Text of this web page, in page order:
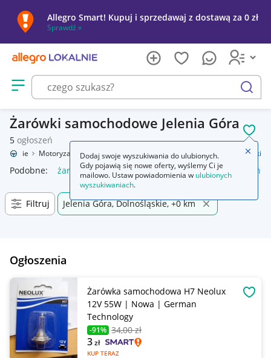
Allegro Smart! Kupuj i sprzedawaj z dostawą za 0 zł
Sprawdź »
Otwórz menu z kategoriami
szukaj
Żarówki samochodowe Jelenia Góra
5 ogłoszeń
Motoryzacja Wyposażenie i akcesoria samochodowe Żarówki
Podobne: żarówki żarówki h7 led żarówki led żarówki h7
Filtruj Jelenia Góra, Dolnośląskie, +0 km
Ogłoszenia
Żarówka samochodowa H7 Neolux
12V 55W | Nowa | German
Technology
-91% 34,00 zł
KUP TERAZ
3zł
Dodaj swoje wyszukiwania do ulubionych.
Gdy pojawią się nowe oferty, wyślemy Ci je
mailowo. Ustaw powiadomienia w ulubionych
wyszukiwaniach.